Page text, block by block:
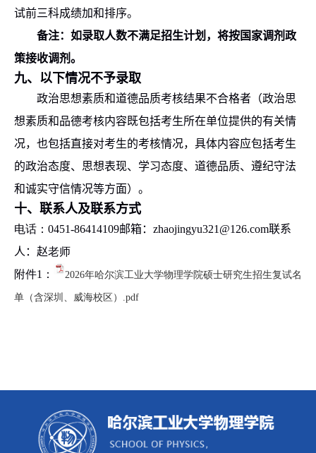
试前三科成绩加和排序。
备注：如录取人数不满足招生计划，将按国家调剂政
策接收调剂。
九、以下情况不予录取
政治思想素质和道德品质考核结果不合格者（政治思
想素质和品德考核内容既包括考生所在单位提供的有关情
况，也包括直接对考生的考核情况，具体内容应包括考生
的政治态度、思想表现、学习态度、道德品质、遵纪守法
和诚实守信情况等方面） 。
十、联系人及联系方式
电话： 0451-86414109邮箱： zhaojingyu321 @1 26.com联系
人： 赵老师
附件1：
2026年哈尔滨工业大学物理学院硕士研究生招生复试名
单（含深圳、威海校区）.pdf